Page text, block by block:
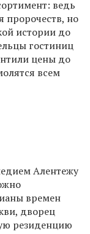
ведь
пророчеств, но
истории до
гостиниц
цены до
всем
Алентежу
времен
дворец
резиденцию